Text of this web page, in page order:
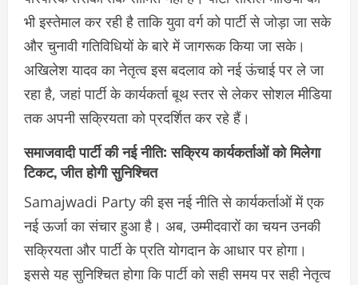
भी इस्तेमाल कर रही है ताकि युवा वर्ग को पार्टी से जोड़ा जा सके
और चुनावी गतिविधियों के बारे में जागरूक किया जा सके।
अखिलेश यादव का नेतृत्व इस बदलाव को नई ऊंचाई पर ले जा
रहा है, जहां पार्टी के कार्यकर्ता बूथ स्तर से लेकर सोशल मीडिया
तक अपनी सक्रियता को प्रदर्शित कर रहे हैं।
समाजवादी पार्टी की नई नीति: सक्रिय कार्यकर्ताओं को मिलेगा
टिकट, जीत होगी सुनिश्चित
Samajwadi Party की इस नई नीति से कार्यकर्ताओं में एक
नई ऊर्जा का संचार हुआ है। अब, उम्मीदवारों का चयन उनकी
सक्रियता और पार्टी के प्रति योगदान के आधार पर होगा।
इससे यह सुनिश्चित होगा कि पार्टी को सही समय पर सही नेतृत्व